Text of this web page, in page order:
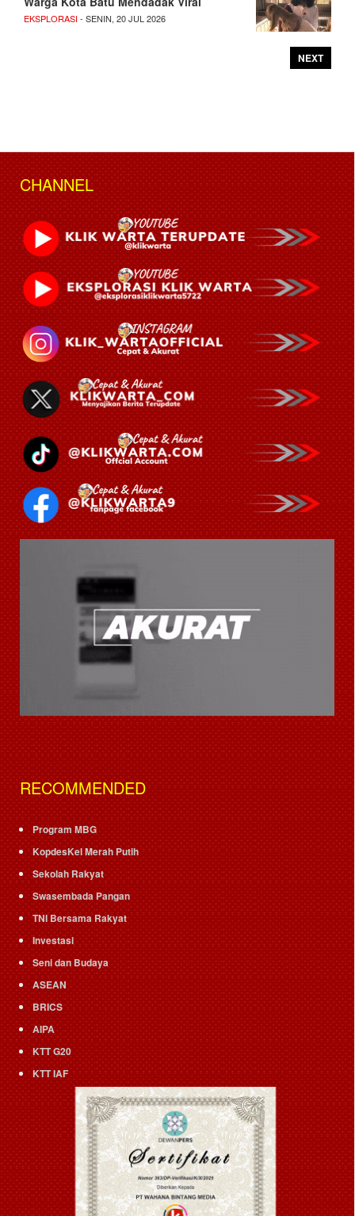
EKSPLORASI- SENIN, 20 JUL 2026
NEXT
CHANNEL
RECOMMENDED
Program MBG
KopdesKel Merah Putih
Sekolah Rakyat
Swasembada Pangan
TNI Bersama Rakyat
Investasi
Seni dan Budaya
ASEAN
BRICS
AIPA
KTT G20
KTT IAF